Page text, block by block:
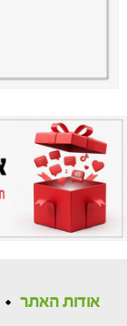
אודות האתר